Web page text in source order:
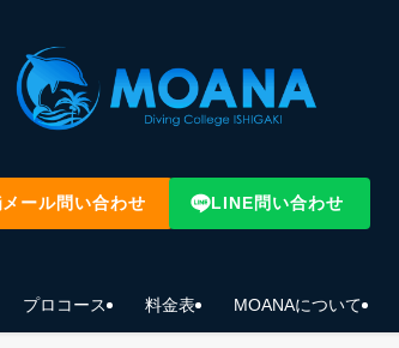
プロコース 料金表 MOANAについて
メール問い合わせ LINE問い合わせ